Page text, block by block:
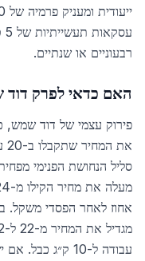
רבעוניים או שנתיים.
האם כדאי לפרק דוד
פירוק עצמי של דוד שמש,
סליל הנחושת הפנימי
אחוז לאחר הפסדי משקל.
עבודה ל-10